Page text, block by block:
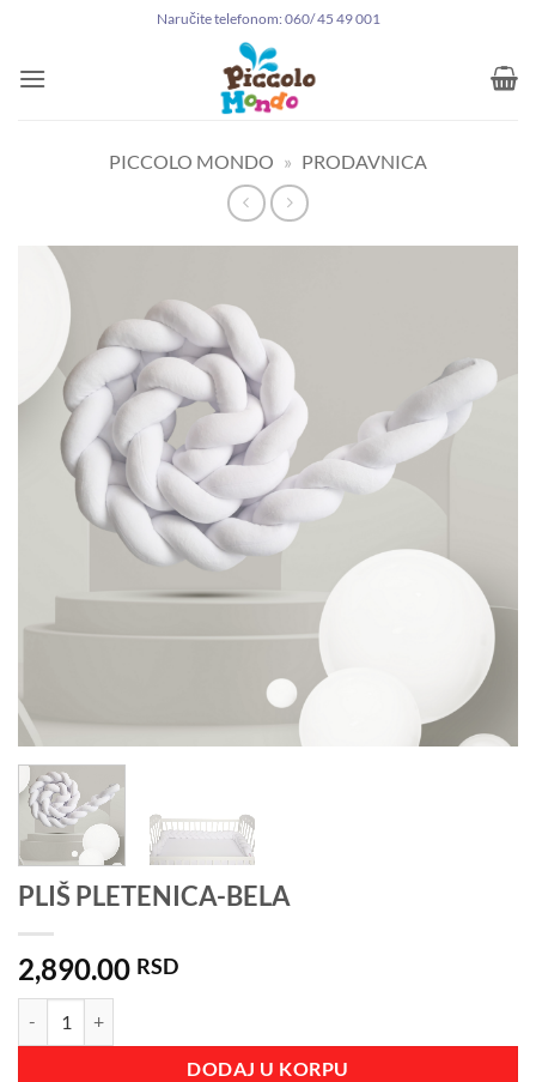
sadržaj
Naručite telefonom: 060/ 45 49 001
PICCOLO MONDO » PRODAVNICA
PLIŠ PLETENICA-BELA
2,890.00 RSD
DODAJ U KORPU